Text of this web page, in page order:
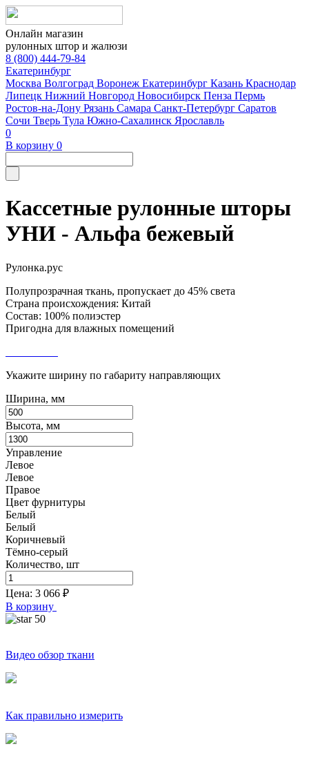
Онлайн магазин
рулонных штор и жалюзи
8 (800) 444-79-84
Екатеринбург
Москва Волгоград Воронеж Екатеринбург Казань Краснодар
Липецк Нижний Новгород Новосибирск Пенза Пермь
Ростов-на-Дону Рязань Самара Санкт-Петербург Саратов
Сочи Тверь Тула Южно-Сахалинск Ярославль
0
В корзину 0
Кассетные рулонные шторы
УНИ - Альфа бежевый
Рулонка.рус
Полупрозрачная ткань, пропускает до 45% света
Страна происхождения: Китай
Состав: 100% полиэстер
Пригодна для влажных помещений
Укажите ширину по габариту направляющих
Ширина, мм
Высота, мм
Управление
Левое
Левое
Правое
Цвет фурнитуры
Белый
Белый
Коричневый
Тёмно-серый
Количество, шт
Цена: 3 066 ₽
В корзину
50
Видео обзор ткани
Как правильно измерить